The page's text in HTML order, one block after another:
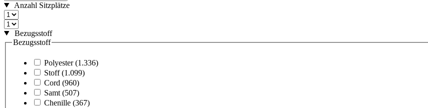
Anzahl Sitzplätze
Bezugsstoff
Bezugsstoff
Polyester (1.336)
Stoff (1.099)
Cord (960)
Samt (507)
Chenille (367)